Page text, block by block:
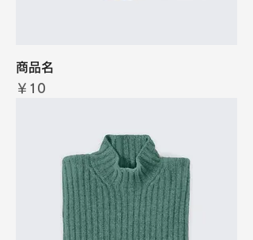
商品名
価格
￥10